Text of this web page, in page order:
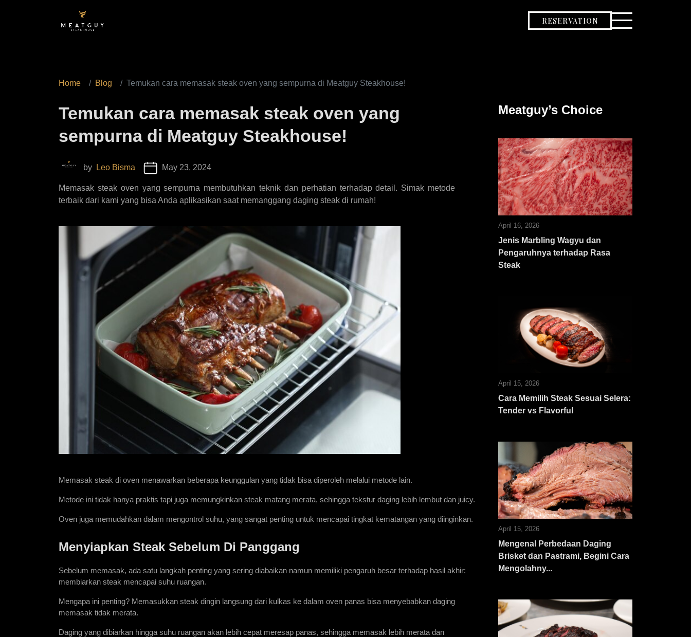
RESERVATION
Home Blog Temukan cara memasak steak oven yang sempurna di Meatguy Steakhouse!
Temukan cara memasak steak oven yang
sempurna di Meatguy Steakhouse!
by Leo Bisma May 23, 2024
Memasak steak oven yang sempurna membutuhkan teknik dan perhatian terhadap detail. Simak metode
terbaik dari kami yang bisa Anda aplikasikan saat memanggang daging steak di rumah!
Memasak steak di oven menawarkan beberapa keunggulan yang tidak bisa diperoleh melalui metode lain.
Metode ini tidak hanya praktis tapi juga memungkinkan steak matang merata, sehingga tekstur daging lebih lembut dan juicy.
Oven juga memudahkan dalam mengontrol suhu, yang sangat penting untuk mencapai tingkat kematangan yang diinginkan.
Menyiapkan Steak Sebelum Di Panggang
Sebelum memasak, ada satu langkah penting yang sering diabaikan namun memiliki pengaruh besar terhadap hasil akhir:
membiarkan steak mencapai suhu ruangan.
Mengapa ini penting? Memasukkan steak dingin langsung dari kulkas ke dalam oven panas bisa menyebabkan daging
memasak tidak merata.
Daging yang dibiarkan hingga suhu ruangan akan lebih cepat meresap panas, sehingga memasak lebih merata dan
Meatguy’s Choice
April 16, 2026
Jenis Marbling Wagyu dan
Pengaruhnya terhadap Rasa
Steak
April 15, 2026
Cara Memilih Steak Sesuai Selera:
Tender vs Flavorful
April 15, 2026
Mengenal Perbedaan Daging
Brisket dan Pastrami, Begini Cara
Mengolahny...